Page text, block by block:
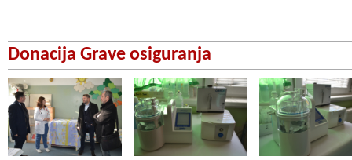
Donacija Grave osiguranja